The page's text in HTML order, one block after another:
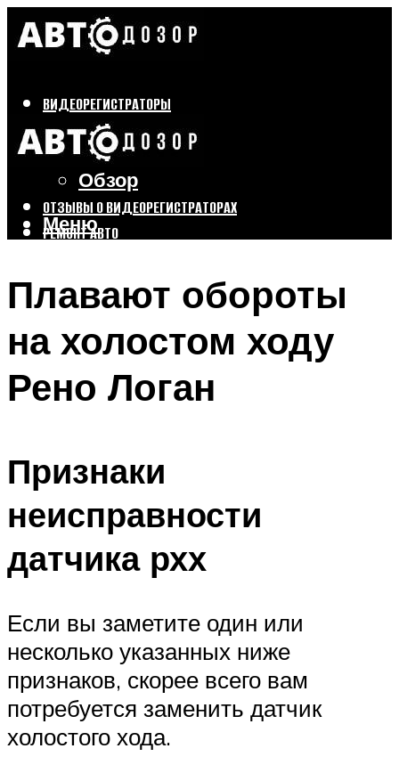
ВИДЕОРЕГИСТРАТОРЫ
Бренды
Выбор
Обзор
ОТЗЫВЫ О ВИДЕОРЕГИСТРАТОРАХ
РЕМОНТ АВТО
Меню
Плавают обороты
на холостом ходу
Рено Логан
Признаки
неисправности
датчика рхх
Если вы заметите один или
несколько указанных ниже
признаков, скорее всего вам
потребуется заменить датчик
холостого хода.